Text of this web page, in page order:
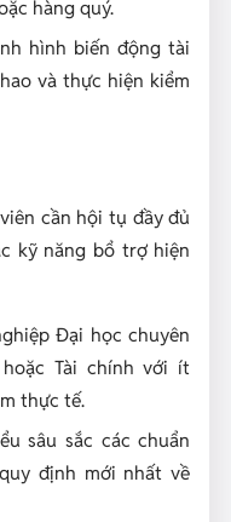
hàng quý.
hình biến động tài
và thực hiện kiểm
cần hội tụ đầy đủ
kỹ năng bổ trợ hiện
Đại học chuyên
Tài chính với ít
thực tế.
sâu sắc các chuẩn
định mới nhất về